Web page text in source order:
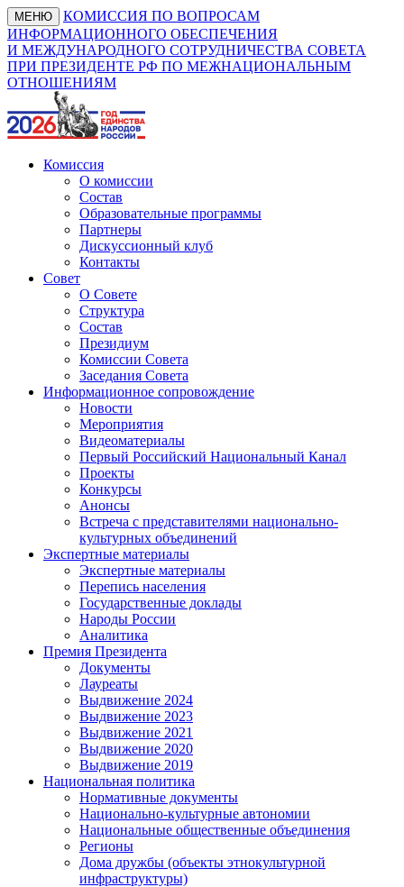
МЕНЮ
КОМИССИЯ ПО ВОПРОСАМ
ИНФОРМАЦИОННОГО ОБЕСПЕЧЕНИЯ
И МЕЖДУНАРОДНОГО СОТРУДНИЧЕСТВА СОВЕТА
ПРИ ПРЕЗИДЕНТЕ РФ ПО МЕЖНАЦИОНАЛЬНЫМ
ОТНОШЕНИЯМ
Комиссия
О комиссии
Состав
Образовательные программы
Партнеры
Дискуссионный клуб
Контакты
Совет
О Совете
Структура
Состав
Президиум
Комиссии Совета
Заседания Совета
Информационное сопровождение
Новости
Мероприятия
Видеоматериалы
Первый Российский Национальный Канал
Проекты
Конкурсы
Анонсы
Встреча с представителями национально-
культурных объединений
Экспертные материалы
Экспертные материалы
Перепись населения
Государственные доклады
Народы России
Аналитика
Премия Президента
Документы
Лауреаты
Выдвижение 2024
Выдвижение 2023
Выдвижение 2021
Выдвижение 2020
Выдвижение 2019
Национальная политика
Нормативные документы
Национально-культурные автономии
Национальные общественные объединения
Регионы
Дома дружбы (объекты этнокультурной
инфраструктуры)